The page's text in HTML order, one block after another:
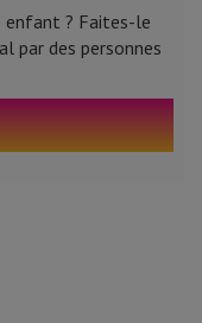
? Faites-le
par des personnes